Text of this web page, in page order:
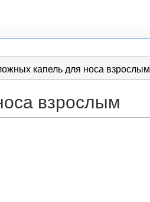
капель для носа взрослым
взрослым